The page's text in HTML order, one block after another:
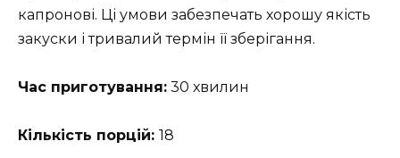
капронові. Ці умови забезпечать хорошу якість
закуски і тривалий термін її зберігання.
Час приготування: 30 хвилин
Кількість порцій: 18